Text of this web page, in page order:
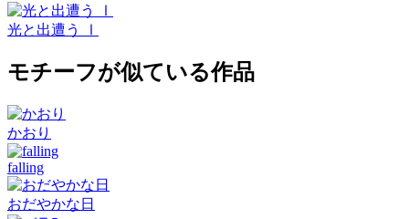
光と出遭う Ⅰ
モチーフが似ている作品
かおり
falling
おだやかな日